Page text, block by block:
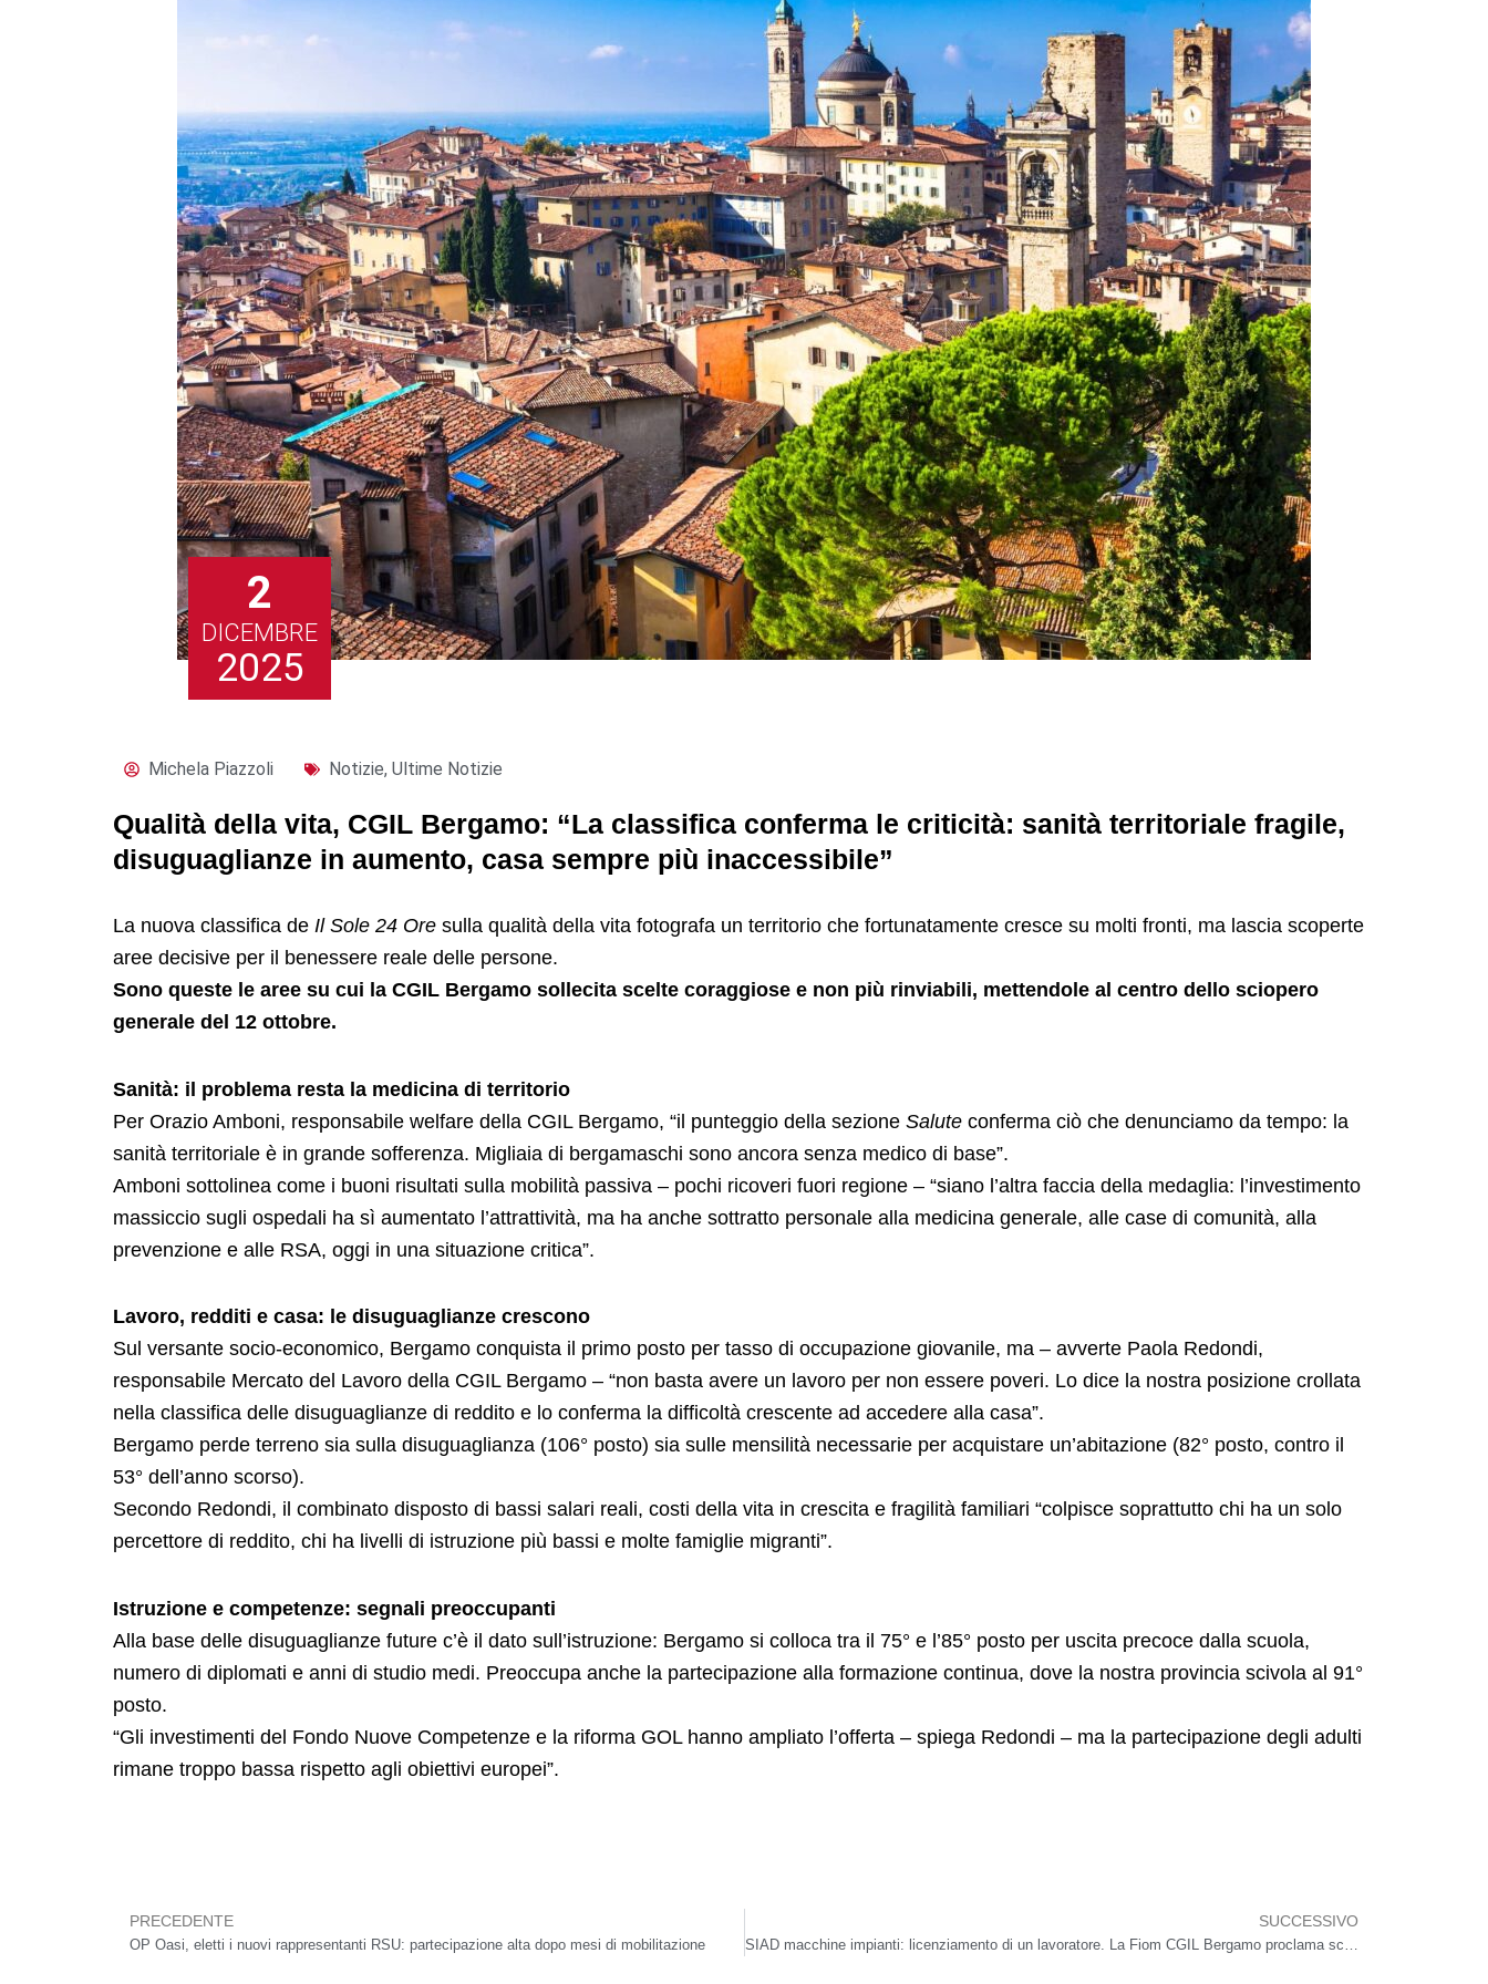
2
DICEMBRE
2025
Michela Piazzoli Notizie, Ultime Notizie
Qualità della vita, CGIL Bergamo: “La classifica conferma le criticità: sanità territoriale fragile,
disuguaglianze in aumento, casa sempre più inaccessibile”
La nuova classifica de Il Sole 24 Ore sulla qualità della vita fotografa un territorio che fortunatamente cresce su molti fronti, ma lascia scoperte
aree decisive per il benessere reale delle persone.
Sono queste le aree su cui la CGIL Bergamo sollecita scelte coraggiose e non più rinviabili, mettendole al centro dello sciopero
generale del 12 ottobre.
Sanità: il problema resta la medicina di territorio
Per Orazio Amboni, responsabile welfare della CGIL Bergamo, “il punteggio della sezione Salute conferma ciò che denunciamo da tempo: la
sanità territoriale è in grande sofferenza. Migliaia di bergamaschi sono ancora senza medico di base”.
Amboni sottolinea come i buoni risultati sulla mobilità passiva – pochi ricoveri fuori regione – “siano l’altra faccia della medaglia: l’investimento
massiccio sugli ospedali ha sì aumentato l’attrattività, ma ha anche sottratto personale alla medicina generale, alle case di comunità, alla
prevenzione e alle RSA, oggi in una situazione critica”.
Lavoro, redditi e casa: le disuguaglianze crescono
Sul versante socio-economico, Bergamo conquista il primo posto per tasso di occupazione giovanile, ma – avverte Paola Redondi,
responsabile Mercato del Lavoro della CGIL Bergamo – “non basta avere un lavoro per non essere poveri. Lo dice la nostra posizione crollata
nella classifica delle disuguaglianze di reddito e lo conferma la difficoltà crescente ad accedere alla casa”.
Bergamo perde terreno sia sulla disuguaglianza (106° posto) sia sulle mensilità necessarie per acquistare un’abitazione (82° posto, contro il
53° dell’anno scorso).
Secondo Redondi, il combinato disposto di bassi salari reali, costi della vita in crescita e fragilità familiari “colpisce soprattutto chi ha un solo
percettore di reddito, chi ha livelli di istruzione più bassi e molte famiglie migranti”.
Istruzione e competenze: segnali preoccupanti
Alla base delle disuguaglianze future c’è il dato sull’istruzione: Bergamo si colloca tra il 75° e l’85° posto per uscita precoce dalla scuola,
numero di diplomati e anni di studio medi. Preoccupa anche la partecipazione alla formazione continua, dove la nostra provincia scivola al 91°
posto.
“Gli investimenti del Fondo Nuove Competenze e la riforma GOL hanno ampliato l’offerta – spiega Redondi – ma la partecipazione degli adulti
rimane troppo bassa rispetto agli obiettivi europei”.
Precedente
PRECEDENTE
OP Oasi, eletti i nuovi rappresentanti RSU: partecipazione alta dopo mesi di mobilitazione
SUCCESSIVO
SIAD macchine impianti: licenziamento di un lavoratore. La Fiom CGIL Bergamo proclama sciopero e presidio